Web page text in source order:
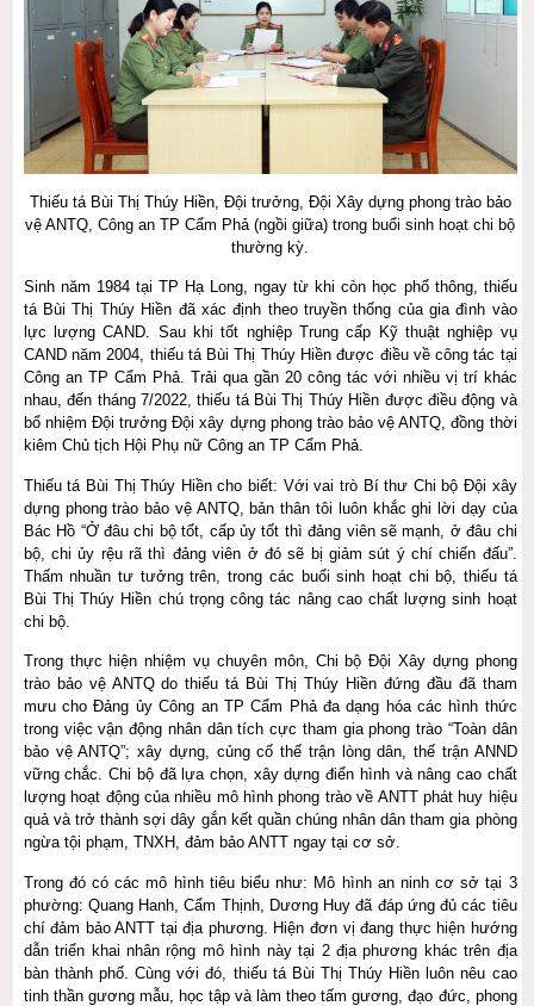
Thiếu tá Bùi Thị Thúy Hiền, Đội trưởng, Đội Xây dựng phong trào bảo
vệ ANTQ, Công an TP Cẩm Phả (ngồi giữa) trong buổi sinh hoạt chi bộ
thường kỳ.
Sinh năm 1984 tại TP Hạ Long, ngay từ khi còn học phổ thông, thiếu
tá Bùi Thị Thúy Hiền đã xác định theo truyền thống của gia đình vào
lực lượng CAND. Sau khi tốt nghiệp Trung cấp Kỹ thuật nghiệp vụ
CAND năm 2004, thiếu tá Bùi Thị Thúy Hiền được điều về công tác tại
Công an TP Cẩm Phả. Trải qua gần 20 công tác với nhiều vị trí khác
nhau, đến tháng 7/2022, thiếu tá Bùi Thị Thúy Hiền được điều động và
bổ nhiệm Đội trưởng Đội xây dựng phong trào bảo vệ ANTQ, đồng thời
kiêm Chủ tịch Hội Phụ nữ Công an TP Cẩm Phả.
Thiếu tá Bùi Thị Thúy Hiền cho biết: Với vai trò Bí thư Chi bộ Đội xây
dựng phong trào bảo vệ ANTQ, bản thân tôi luôn khắc ghi lời dạy của
Bác Hồ “Ở đâu chi bộ tốt, cấp ủy tốt thì đảng viên sẽ mạnh, ở đâu chi
bộ, chi ủy rệu rã thì đảng viên ở đó sẽ bị giảm sút ý chí chiến đấu”.
Thấm nhuần tư tưởng trên, trong các buổi sinh hoạt chi bộ, thiếu tá
Bùi Thị Thúy Hiền chú trọng công tác nâng cao chất lượng sinh hoạt
chi bộ.
Trong thực hiện nhiệm vụ chuyên môn, Chi bộ Đội Xây dựng phong
trào bảo vệ ANTQ do thiếu tá Bùi Thị Thúy Hiền đứng đầu đã tham
mưu cho Đảng ủy Công an TP Cẩm Phả đa dạng hóa các hình thức
trong việc vận động nhân dân tích cực tham gia phong trào “Toàn dân
bảo vệ ANTQ”; xây dựng, củng cố thế trận lòng dân, thế trận ANND
vững chắc. Chi bộ đã lựa chọn, xây dựng điển hình và nâng cao chất
lượng hoạt động của nhiều mô hình phong trào về ANTT phát huy hiệu
quả và trở thành sợi dây gắn kết quần chúng nhân dân tham gia phòng
ngừa tội phạm, TNXH, đảm bảo ANTT ngay tại cơ sở.
Trong đó có các mô hình tiêu biểu như: Mô hình an ninh cơ sở tại 3
phường: Quang Hanh, Cẩm Thịnh, Dương Huy đã đáp ứng đủ các tiêu
chí đảm bảo ANTT tại địa phương. Hiện đơn vị đang thực hiện hướng
dẫn triển khai nhân rộng mô hình này tại 2 địa phương khác trên địa
bàn thành phố. Cùng với đó, thiếu tá Bùi Thị Thúy Hiền luôn nêu cao
tinh thần gương mẫu, học tập và làm theo tấm gương, đạo đức, phong